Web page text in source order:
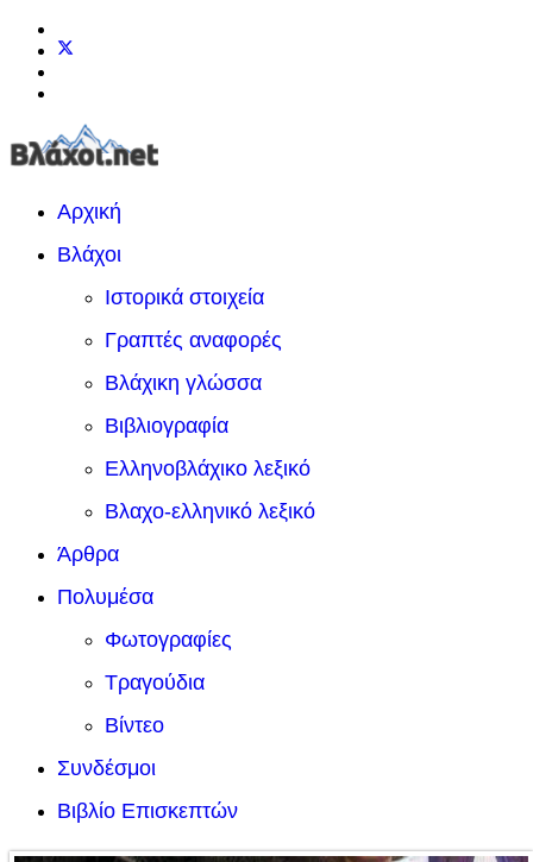
Αρχική
Βλάχοι
Ιστορικά στοιχεία
Γραπτές αναφορές
Βλάχικη γλώσσα
Βιβλιογραφία
Ελληνοβλάχικο λεξικό
Βλαχο-ελληνικό λεξικό
Άρθρα
Πολυμέσα
Φωτογραφίες
Τραγούδια
Βίντεο
Συνδέσμοι
Βιβλίο Επισκεπτών